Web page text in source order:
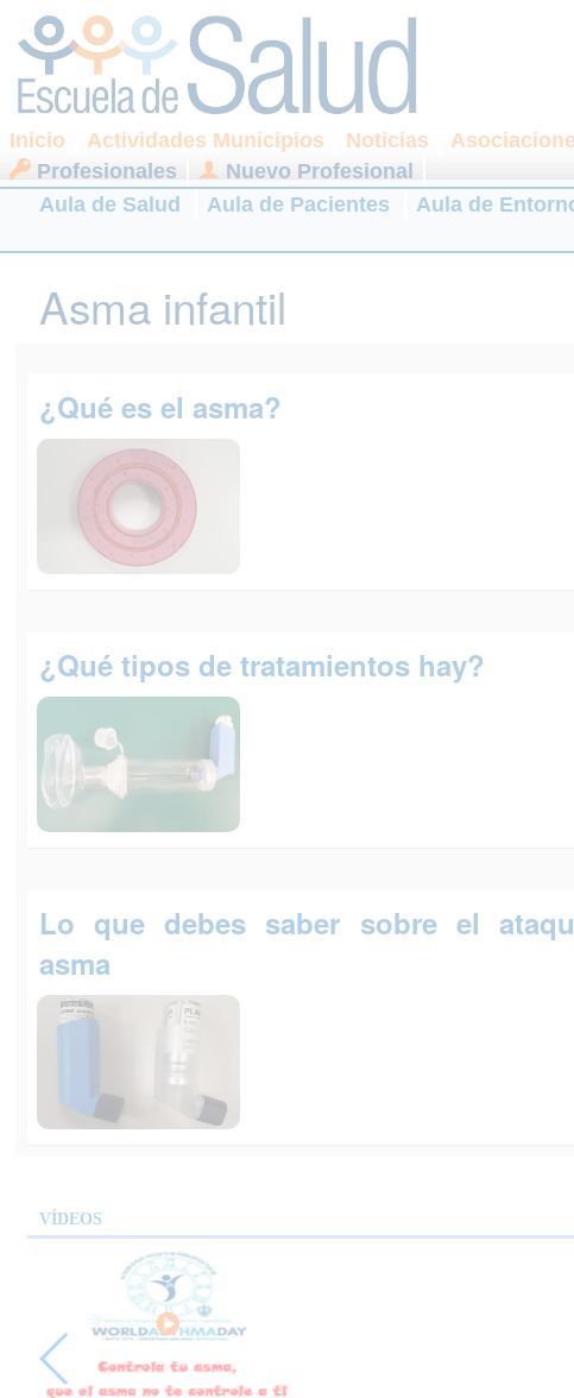
Inicio Actividades Municipios Noticias
Profesionales
Nuevo Profesional
Aula de Salud
Aula de Pacientes Aula de
Asma infantil
¿Qué es el asma?
¿Qué tipos de tratamientos hay?
Lo que debes saber sobre el
asma
VÍDEOS